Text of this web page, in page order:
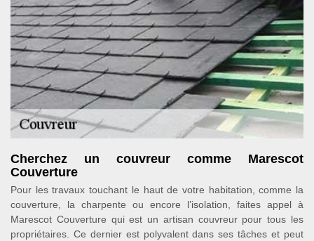
Cherchez un couvreur comme Marescot
Couverture
Pour les travaux touchant le haut de votre habitation, comme la
couverture, la charpente ou encore l’isolation, faites appel à
Marescot Couverture qui est un artisan couvreur pour tous les
propriétaires. Ce dernier est polyvalent dans ses tâches et peut